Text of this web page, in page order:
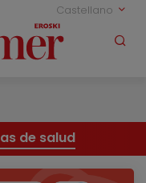
Castellano
de salud